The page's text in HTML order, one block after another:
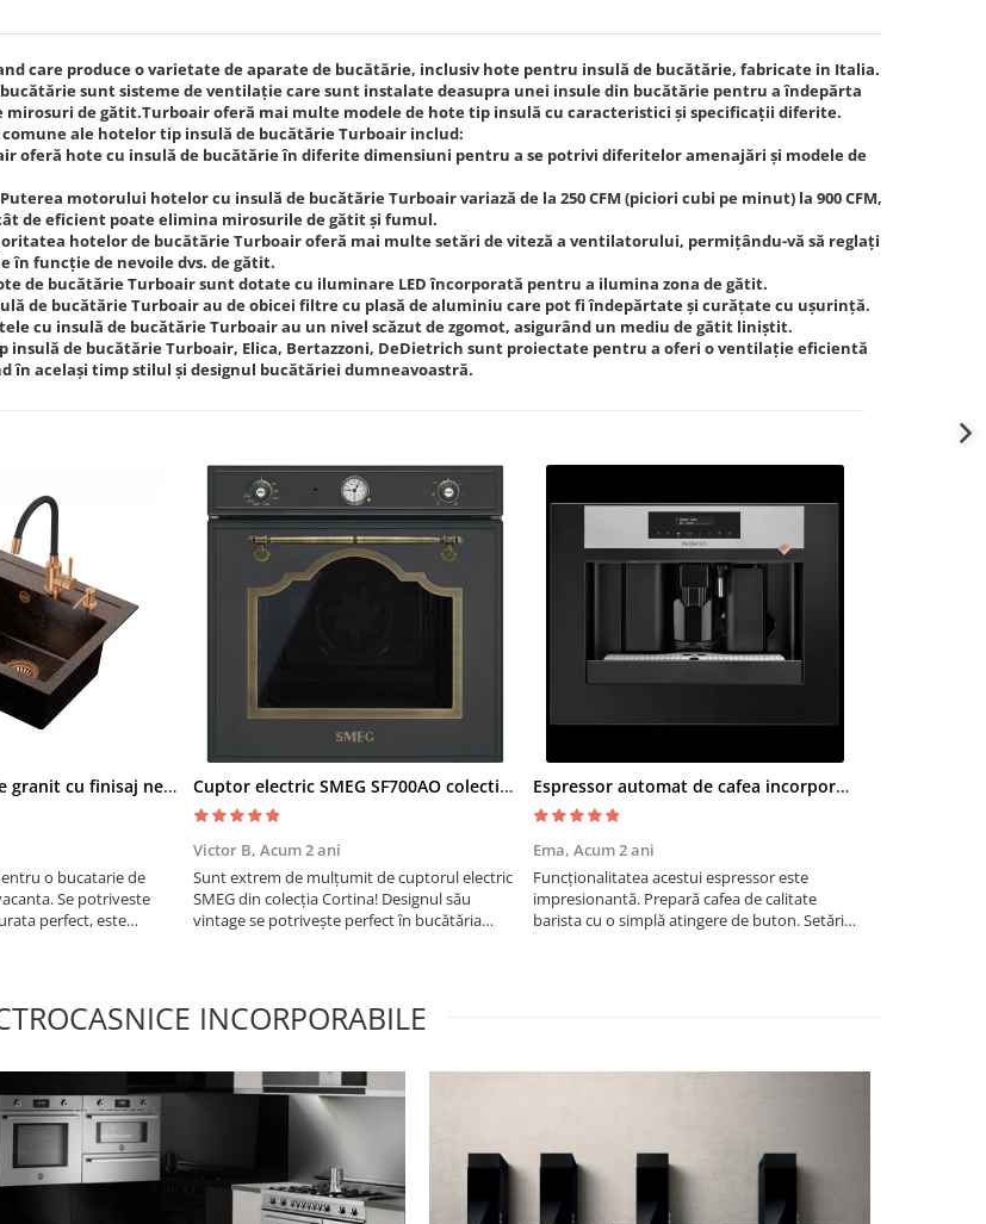
care produce o varietate de aparate de bucătărie, inclusiv hote pentru insulă de bucătărie, fabricate in Italia.
sunt sisteme de ventilație care sunt instalate deasupra unei insule din bucătărie pentru a îndepărta
de gătit.Turboair oferă mai multe modele de hote tip insulă cu caracteristici și specificații diferite.
ale hotelor tip insulă de bucătărie Turboair includ:
oferă hote cu insulă de bucătărie în diferite dimensiuni pentru a se potrivi diferitelor amenajări și modele de
motorului hotelor cu insulă de bucătărie Turboair variază de la 250 CFM (piciori cubi pe minut) la 900 CFM,
de eficient poate elimina mirosurile de gătit și fumul.
hotelor de bucătărie Turboair oferă mai multe setări de viteză a ventilatorului, permițându-vă să reglați
în funcție de nevoile dvs. de gătit.
de bucătărie Turboair sunt dotate cu iluminare LED încorporată pentru a ilumina zona de gătit.
de bucătărie Turboair au de obicei filtre cu plasă de aluminiu care pot fi îndepărtate și curățate cu ușurință.
cu insulă de bucătărie Turboair au un nivel scăzut de zgomot, asigurând un mediu de gătit liniştit.
insulă de bucătărie Turboair, Elica, Bertazzoni, DeDietrich sunt proiectate pentru a oferi o ventilație eficientă
în același timp stilul și designul bucătăriei dumneavoastră.
Chiuveta bucatarie granit cu finisaj negru perlat/cupru Steingran Art Copper cu dozator si baterie Quadron
o bucatarie de
Se potriveste
perfect, este
Cuptor electric SMEG SF700AO colectia Cortina
Victor B, Acum 2 ani
Sunt extrem de mulțumit de cuptorul electric
SMEG din colecția Cortina! Designul său
vintage se potrivește perfect în bucătăria
Espressor automat de cafea incorporabil De Dietrich Platinum
Ema, Acum 2 ani
Funcționalitatea acestui espressor este
impresionantă. Prepară cafea de calitate
barista cu o simplă atingere de buton. Setările
INCORPORABILE